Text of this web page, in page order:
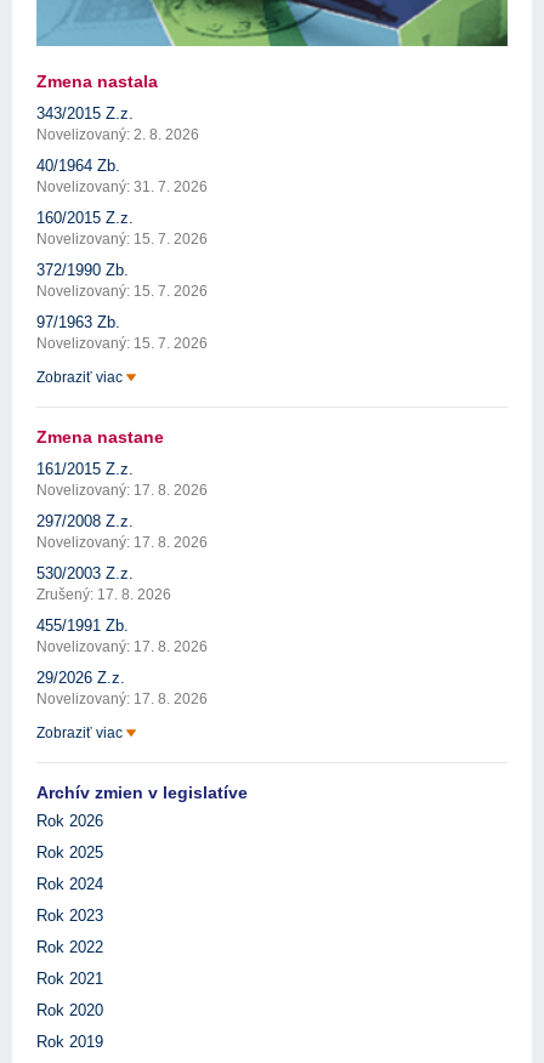
Zmena nastala
343/2015 Z.z.
Novelizovaný: 2. 8. 2026
40/1964 Zb.
Novelizovaný: 31. 7. 2026
160/2015 Z.z.
Novelizovaný: 15. 7. 2026
372/1990 Zb.
Novelizovaný: 15. 7. 2026
97/1963 Zb.
Novelizovaný: 15. 7. 2026
Zobraziť viac
Zmena nastane
161/2015 Z.z.
Novelizovaný: 17. 8. 2026
297/2008 Z.z.
Novelizovaný: 17. 8. 2026
530/2003 Z.z.
Zrušený: 17. 8. 2026
455/1991 Zb.
Novelizovaný: 17. 8. 2026
29/2026 Z.z.
Novelizovaný: 17. 8. 2026
Zobraziť viac
Archív zmien v legislatíve
Rok 2026
Rok 2025
Rok 2024
Rok 2023
Rok 2022
Rok 2021
Rok 2020
Rok 2019